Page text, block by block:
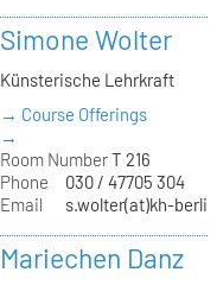
Simone Wolter
Künsterische Lehrkraft
→ Course Offerings
→
Room NumberT 216
Phone
030 / 47705 304
Email
s.wolter(at)kh-
Mariechen Danz